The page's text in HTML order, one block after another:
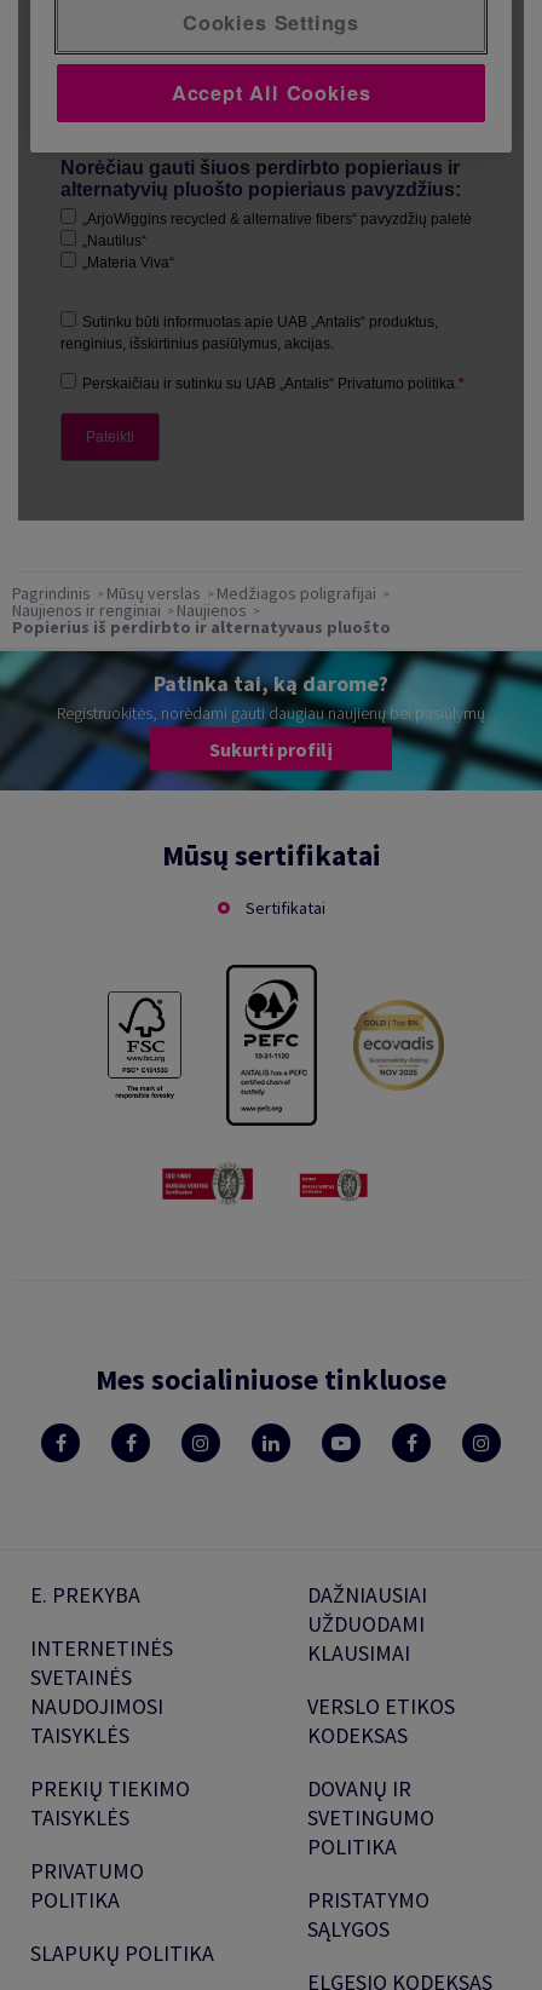
Pagrindinis Mūsų verslas Medžiagos poligrafijai
Naujienos ir renginiai Naujienos
Popierius iš perdirbto ir alternatyvaus pluošto
Patinka tai, ką darome?
Registruokitės, norėdami gauti daugiau naujienų bei pasiūlymų
Sukurti profilį
Mūsų sertifikatai
Sertifikatai
Mes socialiniuose tinkluose
E. PREKYBA
INTERNETINĖS
SVETAINĖS
NAUDOJIMOSI
TAISYKLĖS
PREKIŲ TIEKIMO
TAISYKLĖS
PRIVATUMO
POLITIKA
SLAPUKŲ POLITIKA
DAŽNIAUSIAI
UŽDUODAMI
KLAUSIMAI
VERSLO ETIKOS
KODEKSAS
DOVANŲ IR
SVETINGUMO
POLITIKA
PRISTATYMO
SĄLYGOS
ELGESIO KODEKSAS